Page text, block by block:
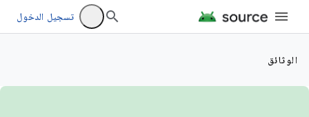
تسجيل الدخول
الوثائق